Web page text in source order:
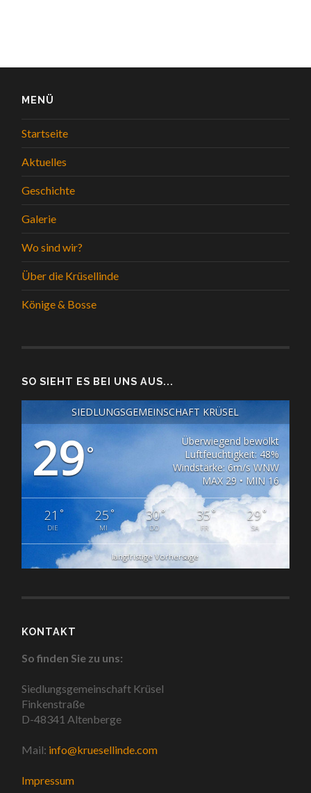
MENÜ
Startseite
Aktuelles
Geschichte
Galerie
Wo sind wir?
Über die Krüsellinde
Könige & Bosse
SO SIEHT ES BEI UNS AUS...
SIEDLUNGSGEMEINSCHAFT KRÜSEL
29°
Überwiegend bewölkt
Luftfeuchtigkeit: 48%
Windstärke: 6m/s WNW
MAX 29 • MIN 16
21 °
DIE
25°
MI
30°
DO
35°
FR
29°
SA
langfristige Vorhersage
KONTAKT
So finden Sie zu uns:
Siedlungsgemeinschaft Krüsel
Finkenstraße
D-48341 Altenberge
Mail: info@kruesellinde.com
Impressum